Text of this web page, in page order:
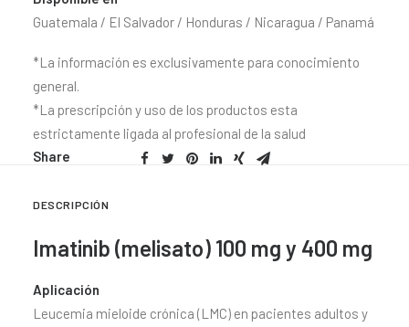
Guatemala / El Salvador / Honduras / Nicaragua / Panamá
*La información es exclusivamente para conocimiento
general.
*La prescripción y uso de los productos esta
estrictamente ligada al profesional de la salud
Share
DESCRIPCIÓN
Imatinib (melisato) 100 mg y 400 mg
Aplicación
Leucemia mieloide crónica (LMC) en pacientes adultos y